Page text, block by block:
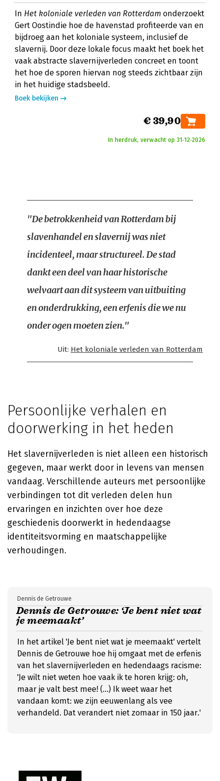
In Het koloniale verleden van Rotterdam onderzoekt
Gert Oostindie hoe de havenstad profiteerde van en
bijdroeg aan het koloniale systeem, inclusief de
slavernij. Door deze lokale focus maakt het boek het
vaak abstracte slavernijverleden concreet en toont
het hoe de sporen hiervan nog steeds zichtbaar zijn
in het huidige stadsbeeld.
Boek bekijken
€ 39,90
In herdruk, verwacht op 31‑12‑2026
"De betrokkenheid van Rotterdam bij
slavenhandel en slavernij was niet
incidenteel, maar structureel. De stad
dankt een deel van haar historische
welvaart aan dit systeem van uitbuiting
en onderdrukking, een erfenis die we nu
onder ogen moeten zien."
Uit: Het koloniale verleden van Rotterdam
Persoonlijke verhalen en
doorwerking in het heden
Het slavernijverleden is niet alleen een historisch
gegeven, maar werkt door in levens van mensen
vandaag. Verschillende auteurs met persoonlijke
verbindingen tot dit verleden delen hun
ervaringen en inzichten over hoe deze
geschiedenis doorwerkt in hedendaagse
identiteitsvorming en maatschappelijke
verhoudingen.
Dennis de Getrouwe: ‘Je bent niet wat
je meemaakt’
Dennis de Getrouwe
In het artikel 'Je bent niet wat je meemaakt' vertelt
Dennis de Getrouwe hoe hij omgaat met de erfenis
van het slavernijverleden en hedendaags racisme:
'Je wilt niet weten hoe vaak ik te horen krijg: oh,
maar je valt best mee! (...) Ik weet waar het
vandaan komt: we zijn eeuwenlang als vee
verhandeld. Dat verandert niet zomaar in 150 jaar.'